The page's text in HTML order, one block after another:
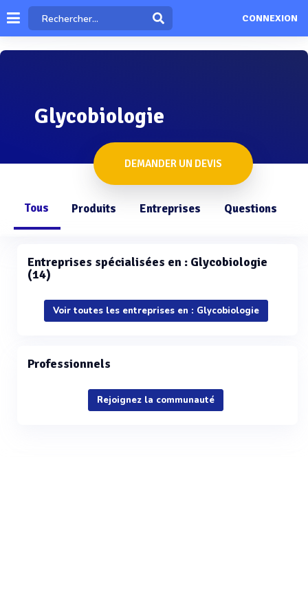
CONNEXION
Glycobiologie
DEMANDER UN DEVIS
Tous Produits Entreprises Questions
Entreprises spécialisées en : Glycobiologie
(14)
Voir toutes les entreprises en : Glycobiologie
Professionnels
Rejoignez la communauté